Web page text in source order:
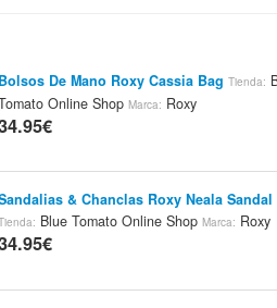
Bolsos De Mano Roxy Cassia Bag Tienda:
Online ShopMarca: Roxy
& Chanclas Roxy Neala Sandal
Blue Tomato Online ShopMarca: Roxy